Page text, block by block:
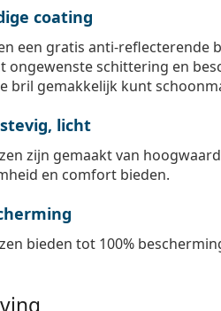
coating
een gratis anti-reflecterende
ongewenste schittering en
bril gemakkelijk kunt
licht
zijn gemaakt van
en comfort bieden.
bieden tot 100%